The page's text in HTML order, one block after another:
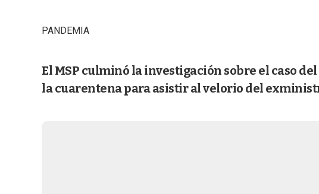
PANDEMIA
El MSP culminó la investigación sobre el caso
la cuarentena para asistir al velorio del